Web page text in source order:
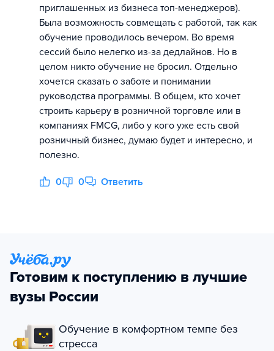
приглашенных из бизнеса топ-менеджеров).
Была возможность совмещать с работой, так как
обучение проводилось вечером. Во время
сессий было нелегко из-за дедлайнов. Но в
целом никто обучение не бросил. Отдельно
хочется сказать о заботе и понимании
руководства программы. В общем, кто хочет
строить карьеру в розничной торговле или в
компаниях FMCG, либо у кого уже есть свой
розничный бизнес, думаю будет и интересно, и
полезно.
0 0 Ответить
Готовим к поступлению в лучшие
вузы России
Обучение в комфортном темпе без
стресса